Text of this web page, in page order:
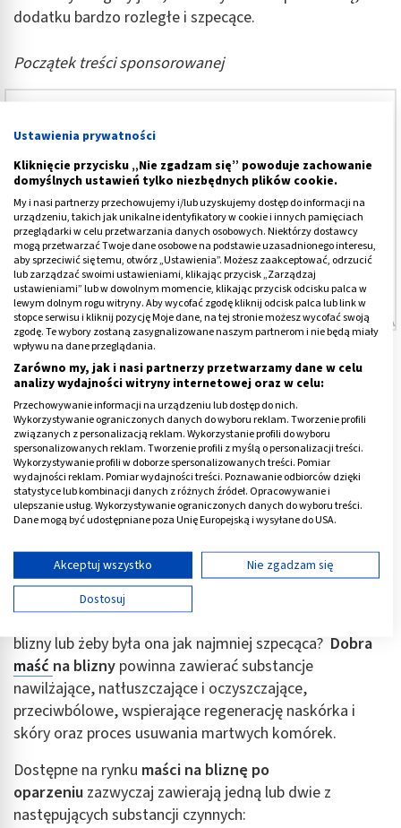
dodatku bardzo rozległe i szpecące.
Początek treści sponsorowanej
powypadkowych czy pooperacyjnych warto sięgnąć
zawiera substancje czynne, takie jak heparyna,
allantoina i wyciąg z cebuli. Współdziałanie tych
składników w szczególności reguluje syntezę kolagenu,
będącego głównym białkiem tkanki łącznej, co
pozytywnie wpływa na wygląd i sposób gojenia
uszkodzonej skóry. Jeśli chcesz pozbyć się bliznykliknij
tutaj.
Koniec treści sponsorowanej
Stosunkowo najwięcej więc można zyskać lub stracić w
przypadku blizn 2. stopnia. Liczy się szybkość działania,
a także trafny dobór środków do pielęgnacji. W
pierwszej kolejności należy nie dopuścić do tego, by
uraz objął głębsze warstwy skóry. Dlatego niezwłocznie
po oparzeniu należy newralgiczne miejsce silnie
wyziębić, najlepiej za pomocą lodowatej wody, lodu lub
tkanek przez ciepło, ratując je przed uszkodzeniem.
Następnie przystępuje się do leczenia.
blizny lub żeby była ona jak najmniej szpecąca? Dobra
maść na blizny powinna zawierać substancje
nawilżające, natłuszczające i oczyszczające,
przeciwbólowe, wspierające regenerację naskórka i
skóry oraz proces usuwania martwych komórek.
Dostępne na rynku maści na bliznę po
oparzeniu zazwyczaj zawierają jedną lub dwie z
następujących substancji czynnych:
Ustawienia prywatności
Kliknięcie przycisku „Nie zgadzam się” powoduje zachowanie
domyślnych ustawień tylko niezbędnych plików cookie.
My i nasi partnerzy przechowujemy i/lub uzyskujemy dostęp do informacji na
urządzeniu, takich jak unikalne identyfikatory w cookie i innych pamięciach
przeglądarki w celu przetwarzania danych osobowych. Niektórzy dostawcy
mogą przetwarzać Twoje dane osobowe na podstawie uzasadnionego interesu,
aby sprzeciwić się temu, otwórz „Ustawienia”. Możesz zaakceptować, odrzucić
lub zarządzać swoimi ustawieniami, klikając przycisk „Zarządzaj
ustawieniami” lub w dowolnym momencie, klikając przycisk odcisku palca w
lewym dolnym rogu witryny. Aby wycofać zgodę kliknij odcisk palca lub link w
stopce serwisu i kliknij pozycję Moje dane, na tej stronie możesz wycofać swoją
zgodę. Te wybory zostaną zasygnalizowane naszym partnerom i nie będą miały
wpływu na dane przeglądania.
Zarówno my, jak i nasi partnerzy przetwarzamy dane w celu
analizy wydajności witryny internetowej oraz w celu:
Przechowywanie informacji na urządzeniu lub dostęp do nich.
Wykorzystywanie ograniczonych danych do wyboru reklam. Tworzenie profili
związanych z personalizacją reklam. Wykorzystanie profili do wyboru
spersonalizowanych reklam. Tworzenie profili z myślą o personalizacji treści.
Wykorzystywanie profili w doborze spersonalizowanych treści. Pomiar
wydajności reklam. Pomiar wydajności treści. Poznawanie odbiorców dzięki
statystyce lub kombinacji danych z różnych źródeł. Opracowywanie i
ulepszanie usług. Wykorzystywanie ograniczonych danych do wyboru treści.
Dane mogą być udostępniane poza Unię Europejską i wysyłane do USA.
Wyświetl listę partnerów (11 dostawców IAB)
Używamy Twoich danych w następujących celach:
Cele przetwarzania IAB:
Przechowywanie informacji na urządzeniu lub
dostęp do nich
Wykorzystywanie ograniczonych danych do
wyboru reklam
Tworzenie profili w celu spersonalizowanych
Wykorzystanie profili do wyboru
spersonalizowanych reklam
Akceptuj wszystko
Nie zgadzam się
Dostosuj